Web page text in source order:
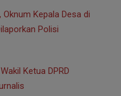
Oknum Kepala Desa di
Polisi
Ketua DPRD